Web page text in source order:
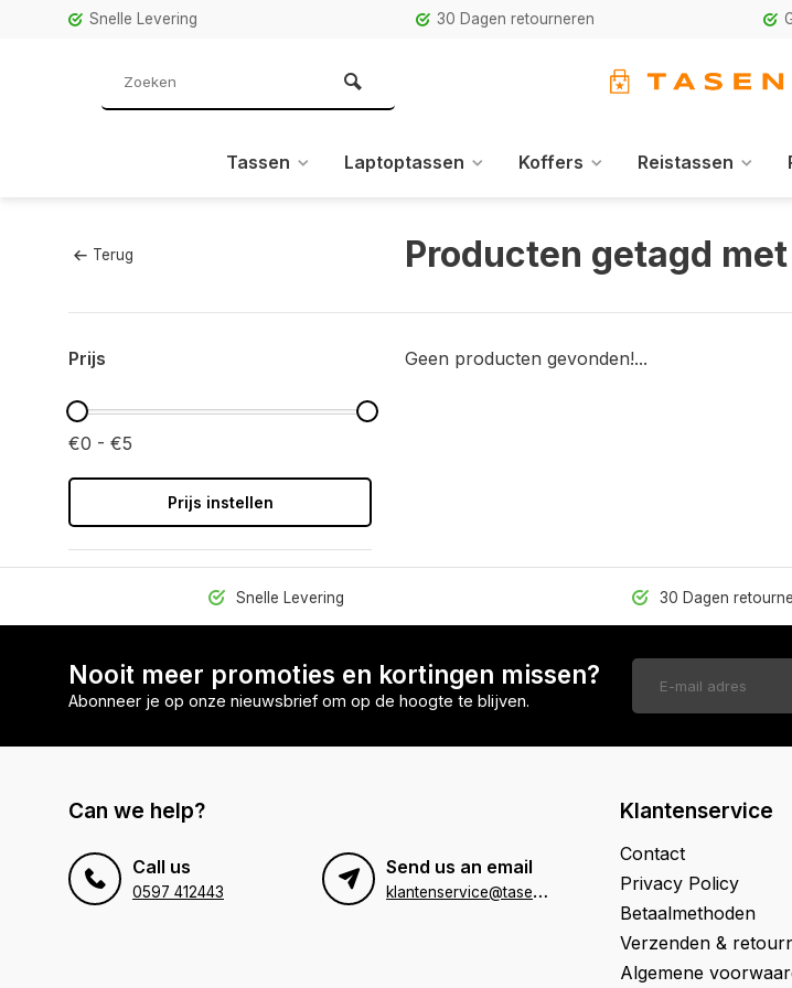
Snelle Levering 30 Dagen retourneren
Tassen Laptoptassen Koffers Reistassen
Terug Producten getagd
Prijs
€0 - €5
Prijs instellen
Geen producten gevonden!...
Snelle Levering 30 Dagen
Nooit meer promoties en kortingen missen?
Abonneer je op onze nieuwsbrief om op de hoogte te blijven.
Can we help?
Call us
0597 412443
Send us an email
k
lantenservice@tasenik.nl
Klantenservice
Contact
Privacy Policy
Betaalmethoden
Verzenden &
Algemene